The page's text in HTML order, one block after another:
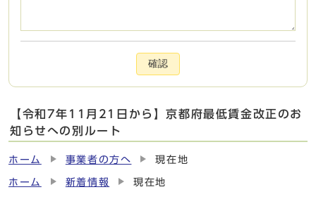
確認
【令和7年11月21日から】京都府最低賃金改正のお
知らせへの別ルート
ホーム 事業者の方へ 現在地
ホーム 新着情報 現在地